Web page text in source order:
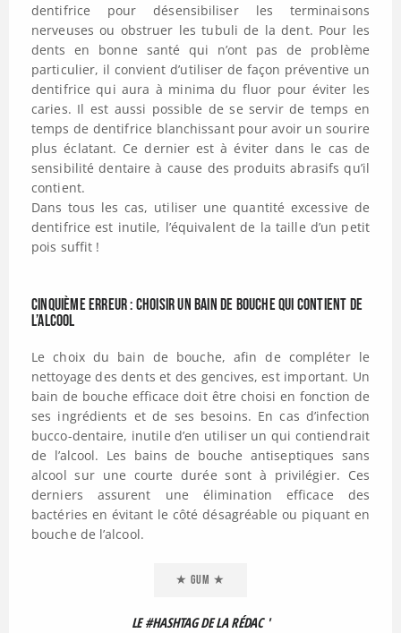
dentifrice pour désensibiliser les terminaisons
nerveuses ou obstruer les tubuli de la dent. Pour les
dents en bonne santé qui n’ont pas de problème
particulier, il convient d’utiliser de façon préventive un
dentifrice qui aura à minima du fluor pour éviter les
caries. Il est aussi possible de se servir de temps en
temps de dentifrice blanchissant pour avoir un sourire
plus éclatant. Ce dernier est à éviter dans le cas de
sensibilité dentaire à cause des produits abrasifs qu’il
contient.
Dans tous les cas, utiliser une quantité excessive de
dentifrice est inutile, l’équivalent de la taille d’un petit
pois suffit !
Cinquième erreur : Choisir un bain de bouche qui contient de
l’alcool
Le choix du bain de bouche, afin de compléter le
nettoyage des dents et des gencives, est important. Un
bain de bouche efficace doit être choisi en fonction de
ses ingrédients et de ses besoins. En cas d’infection
bucco-dentaire, inutile d’en utiliser un qui contiendrait
de l’alcool. Les bains de bouche antiseptiques sans
alcool sur une courte durée sont à privilégier. Ces
derniers assurent une élimination efficace des
bactéries en évitant le côté désagréable ou piquant en
bouche de l’alcool.
★ GUM ★
LE #HASHTAG DE LA RÉDAC '